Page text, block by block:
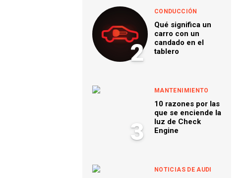
2
CONDUCCIÓN
Qué significa un
carro con un
candado en el
tablero
3
MANTENIMIENTO
10 razones por las
que se enciende la
luz de Check
Engine
NOTICIAS DE AUDI